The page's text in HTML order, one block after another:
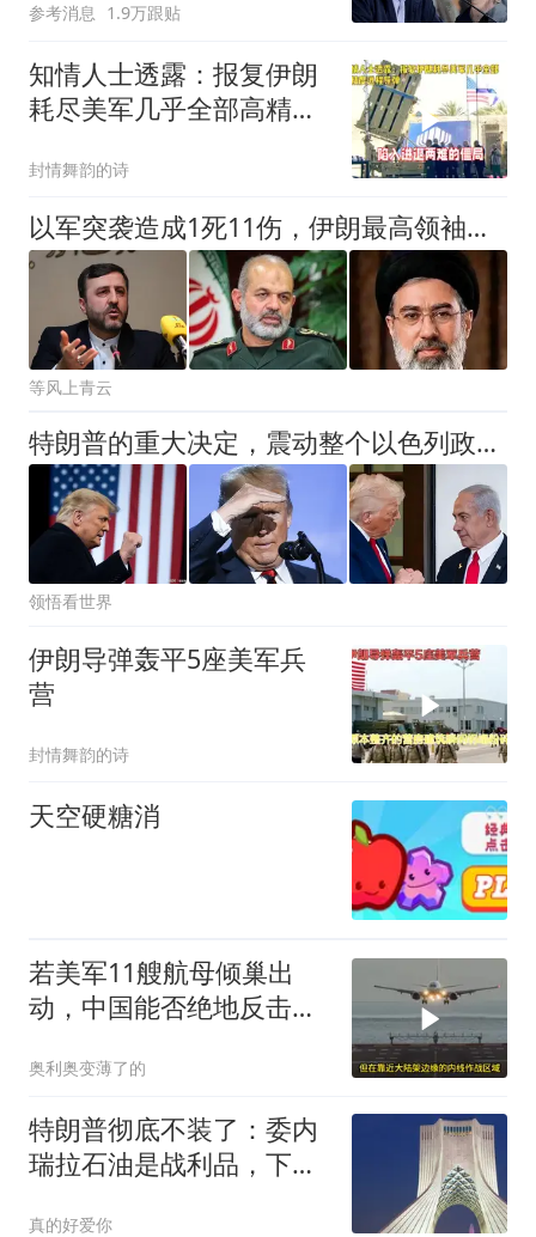
参考消息 1.9万跟贴
知情人士透露：报复伊朗
耗尽美军几乎全部高精度
封情舞韵的诗
以军突袭造成1死11伤，伊朗最高领袖下落不明，特朗普发出通牒
等风上青云
特朗普的重大决定，震动整个以色列政坛：有一件事让内塔夜不能寐
领悟看世界
伊朗导弹轰平5座美军兵
营
封情舞韵的诗
天空硬糖消
若美军11艘航母倾巢出
动，中国能否绝地反击？
奥利奥变薄了的
特朗普彻底不装了：委内
瑞拉石油是战利品，下一
真的好爱你